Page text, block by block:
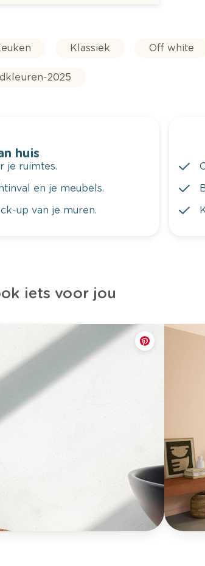
Klassiek Off white
2025
huis
je ruimtes.
en je meubels.
up van je muren.
iets voor jou